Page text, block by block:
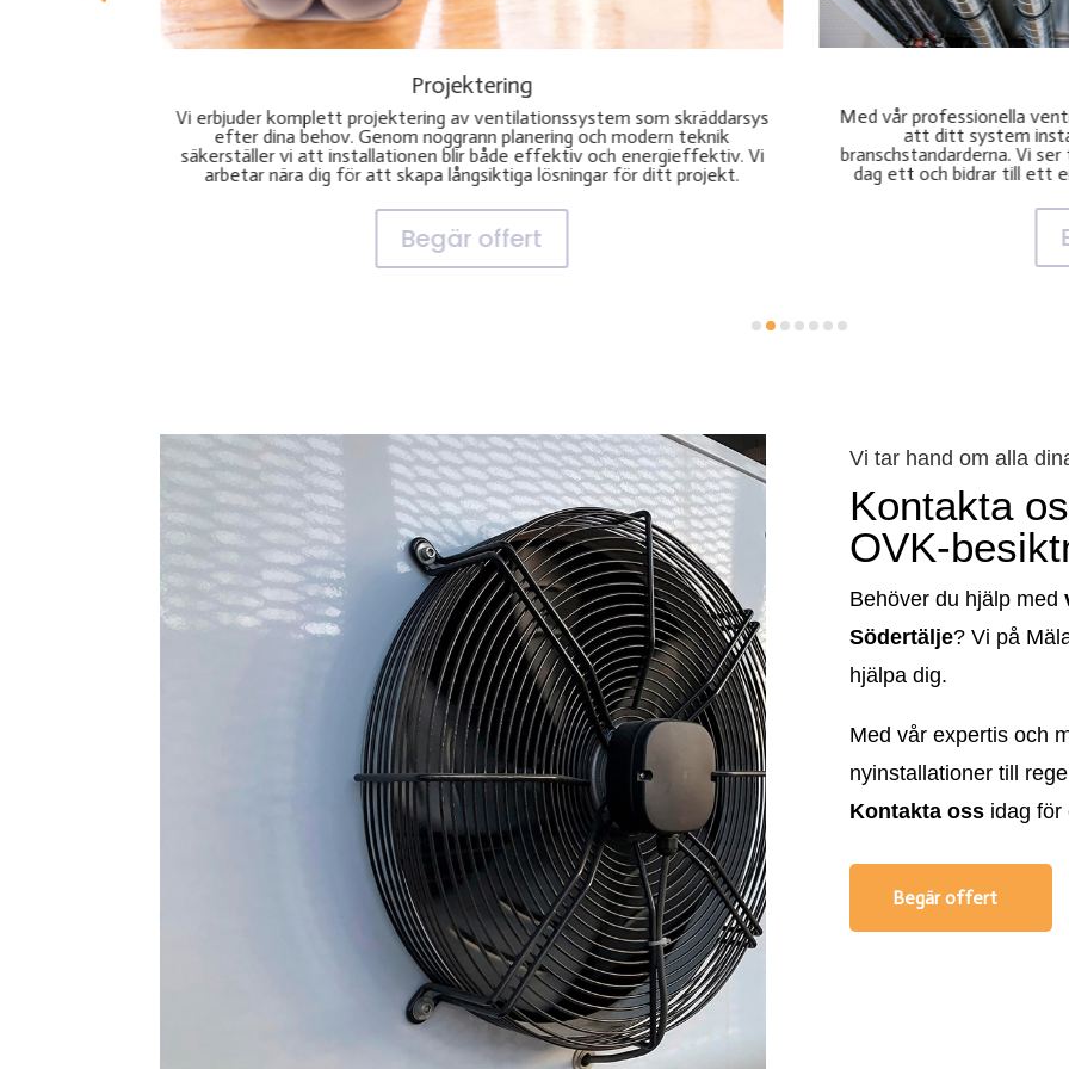
Installation
Med vår professionella ventilationsinstallation i Mälardalen garanterar vi
att ditt system installeras korrekt och följer de senaste
branschstandarderna. Vi ser till att din ventilation fungerar optimalt från
dag ett och bidrar till ett energieffektivt och hållbart inomhusklimat.
Begär offert
Vårt program för service
att ditt system alltid
kontroller och snabb
problem
Vi tar hand om alla
Kontakta
OVK-
Behöver du hjälp med
Södertälje? Vi på
hjälpa dig.
Med vår expertis och
nyinstallationer till
Kontakta ossidag för
Begär offert